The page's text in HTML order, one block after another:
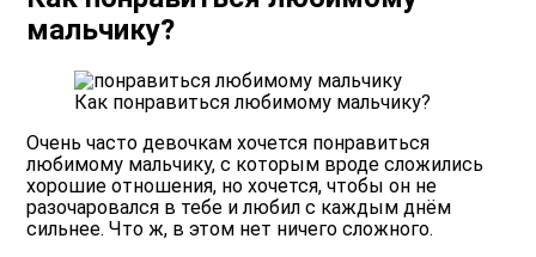
мальчику?
Как понравиться любимому мальчику?
Очень часто девочкам хочется понравиться
любимому мальчику, с которым вроде сложились
хорошие отношения, но хочется, чтобы он не
разочаровался в тебе и любил с каждым днём
сильнее. Что ж, в этом нет ничего сложного.